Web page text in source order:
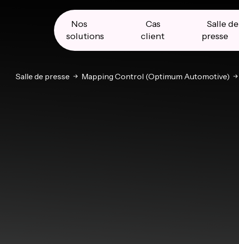
Nos
solutions
Cas
client
Salle de
presse
Salle de presse Mapping Control (Optimum Automotive)